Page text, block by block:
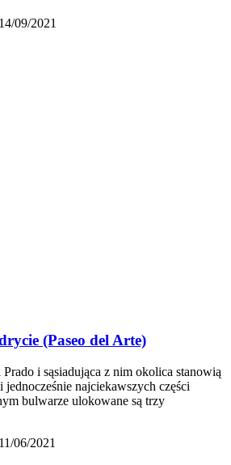
14/09/2021
(Paseo del Arte)
Prado i sąsiadująca z nim okolica stanowią
najciekawszych części
bulwarze ulokowane są trzy
11/06/2021